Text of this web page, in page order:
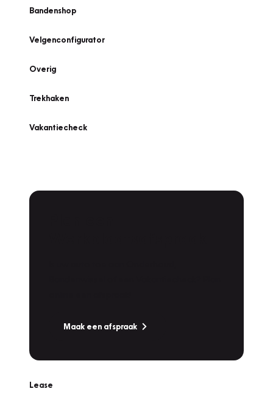
Bandenshop
Velgenconfigurator
Overig
Trekhaken
Vakantiecheck
Maak een afspraak
Lease